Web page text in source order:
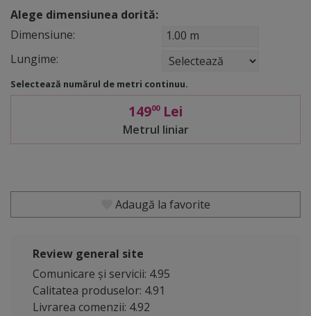
Alege dimensiunea dorită:
Dimensiune:
1.00 m
Lungime:
Selectează numărul de metri continuu.
14900Lei
Metrul liniar
Adaugă la favorite
Review general site
Comunicare și servicii: 4.95
Calitatea produselor: 4.91
Livrarea comenzii: 4.92